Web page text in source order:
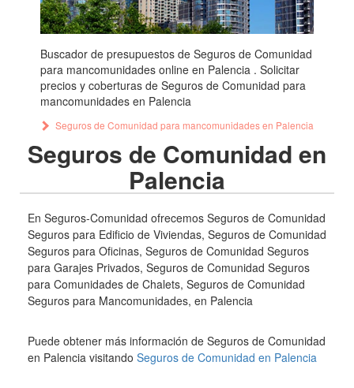
Buscador de presupuestos de Seguros de Comunidad
para mancomunidades online en Palencia . Solicitar
precios y coberturas de Seguros de Comunidad para
mancomunidades en Palencia
Seguros de Comunidad para mancomunidades en Palencia
Seguros de Comunidad en
Palencia
En Seguros-Comunidad ofrecemos Seguros de Comunidad
Seguros para Edificio de Viviendas, Seguros de Comunidad
Seguros para Oficinas, Seguros de Comunidad Seguros
para Garajes Privados, Seguros de Comunidad Seguros
para Comunidades de Chalets, Seguros de Comunidad
Seguros para Mancomunidades, en Palencia
Puede obtener más información de Seguros de Comunidad
en Palencia visitando Seguros de Comunidad en Palencia